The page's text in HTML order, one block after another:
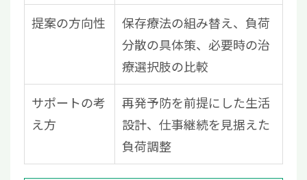
提案の方向性
保存療法の組み替え、負荷
分散の具体策、必要時の治
療選択肢の比較
サポートの考
え方
再発予防を前提にした生活
設計、仕事継続を見据えた
負荷調整